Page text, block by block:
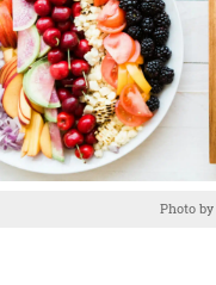
Photo by